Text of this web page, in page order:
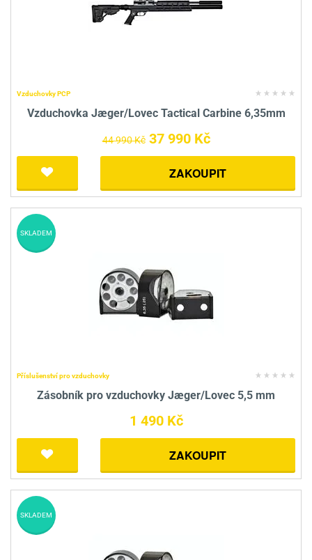
Vzduchovky PCP
Vzduchovka Jæger/Lovec Tactical Carbine 6,35mm
44 990 Kč 37 990 Kč
ZAKOUPIT
Příslušenství pro vzduchovky
Zásobník pro vzduchovky Jæger/Lovec 5,5 mm
1 490 Kč
ZAKOUPIT
SKLADEM
SKLADEM